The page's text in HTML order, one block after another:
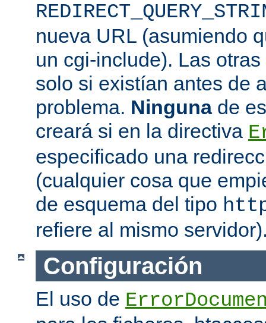
nueva URL (asumiendo
un cgi-include). Las
solo si existían antes de
problema. Ningunade
creará si en la directiva
especificado una
(cualquier cosa que
de esquema del tipo
refiere al mismo
Configuración
El uso de